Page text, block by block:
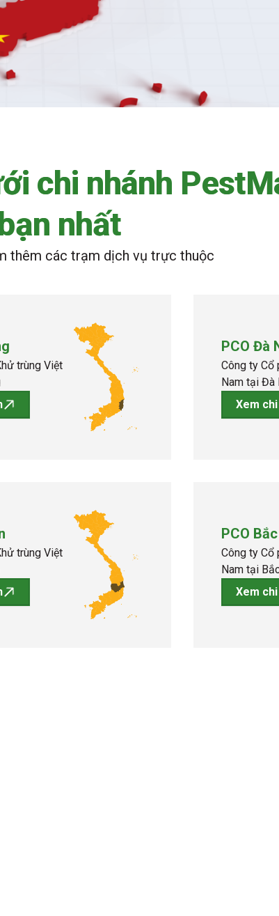
ới chi nhánh PestM
ạn nhất
thêm các trạm dịch vụ trực thuộc
trùng Việt
PCO Đà
Công ty Cổ
Nam tại Đà
Xem
trùng Việt
PCO
Công ty Cổ
Nam tại
Xem